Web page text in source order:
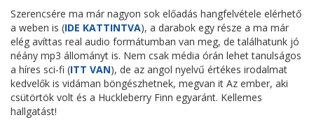
Szerencsére ma már nagyon sok előadás hangfelvétele elérhető
a weben is (IDE KATTINTVA), a darabok egy része a ma már
elég avíttas real audio formátumban van meg, de találhatunk jó
néány mp3 állományt is. Nem csak média órán lehet tanulságos
a híres sci-fi (ITT VAN), de az angol nyelvű értékes irodalmat
kedvelők is vidáman böngészhetnek, megvan it Az ember, aki
csütörtök volt és a Huckleberry Finn egyaránt. Kellemes
hallgatást!